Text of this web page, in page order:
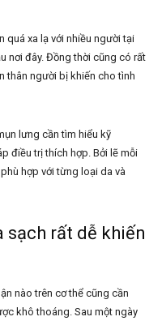
quá xa lạ với nhiều người tại
nơi đây. Đồng thời cũng có rất
thân người bị khiến cho tình
lưng cần tìm hiểu kỹ
điều trị thích hợp. Bởi lẽ mỗi
hợp với từng loại da và
sạch rất dễ khiến
nào trên cơ thể cũng cần
khô thoáng. Sau một ngày